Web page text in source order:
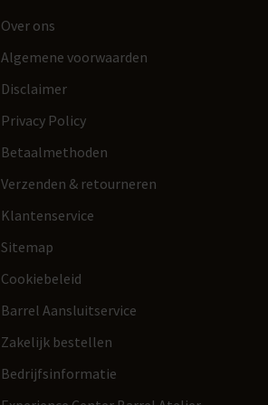
Over ons
Algemene voorwaarden
Disclaimer
Privacy Policy
Betaalmethoden
Verzenden & retourneren
Klantenservice
Sitemap
Cookiebeleid
Barrel Aansluitservice
Zakelijk bestellen
Bedrijfsinformatie